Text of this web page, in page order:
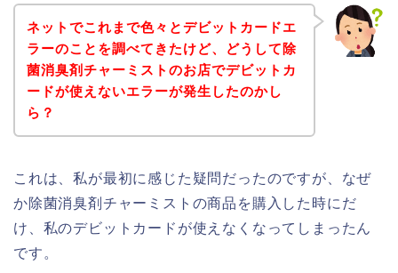
ネットでこれまで色々とデビットカードエ
ラーのことを調べてきたけど、どうして除
菌消臭剤チャーミストのお店でデビットカ
ードが使えないエラーが発生したのかし
ら？
これは、私が最初に感じた疑問だったのですが、なぜ
か除菌消臭剤チャーミストの商品を購入した時にだ
け、私のデビットカードが使えなくなってしまったん
です。